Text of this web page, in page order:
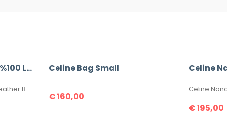
Celine Nano Luggage %100 Leather Bag
Celine Nano Luggage %100 Leather Bag
Celine Bag Small
€160,00
€195,00